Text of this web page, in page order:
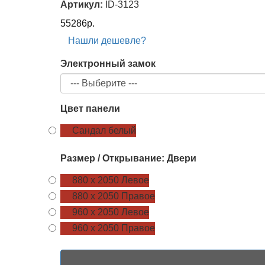
Артикул: ID-3123
55286р.
Нашли дешевле?
Электронный замок
Цвет панели
Сандал белый
Размер / Открывание: Двери
880 х 2050 Левое
880 х 2050 Правое
960 х 2050 Левое
960 х 2050 Правое